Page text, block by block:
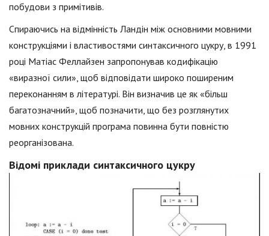
побудови з примітивів.
Спираючись на відмінність Ландін між основними мовними
конструкціями і властивостями синтаксичного цукру, в 1991
році Матіас Феллайзен запропонував кодифікацію
«виразної сили», щоб відповідати широко поширеним
переконанням в літературі. Він визначив це як «більш
багатозначний», щоб позначити, що без розглянутих
мовних конструкцій програма повинна бути повністю
реорганізована.
Відомі приклади синтаксичного цукру